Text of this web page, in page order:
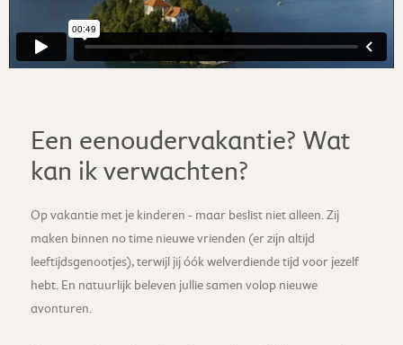
Een eenoudervakantie? Wat
kan ik verwachten?
Op vakantie met je kinderen - maar beslist niet alleen. Zij
maken binnen no time nieuwe vrienden (er zijn altijd
leeftijdsgenootjes), terwijl jij óók welverdiende tijd voor jezelf
hebt. En natuurlijk beleven jullie samen volop nieuwe
avonturen.